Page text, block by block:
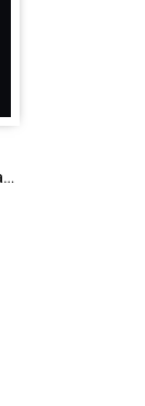
Gold Gingko biloba leaves